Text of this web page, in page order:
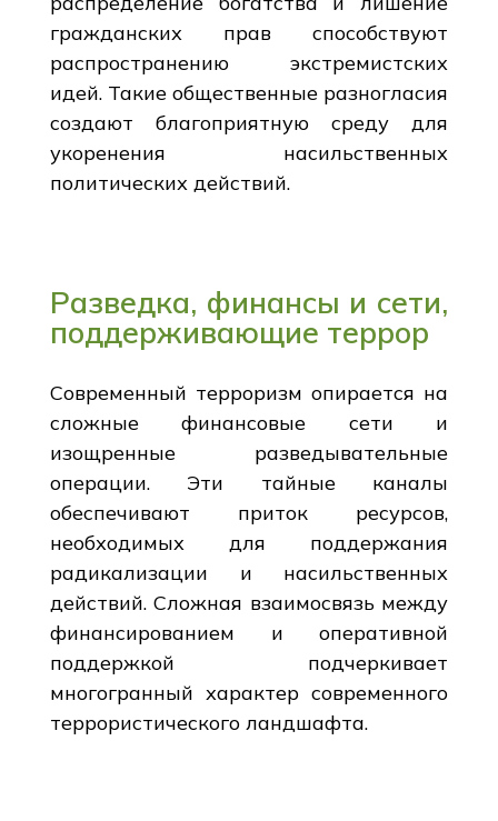
гражданских прав способствуют
распространению экстремистских
идей. Такие общественные разногласия
создают благоприятную среду для
укоренения насильственных
политических действий.
Разведка, финансы и сети,
поддерживающие террор
Современный терроризм опирается на
сложные финансовые сети и
изощренные разведывательные
операции. Эти тайные каналы
обеспечивают приток ресурсов,
необходимых для поддержания
радикализации и насильственных
действий. Сложная взаимосвязь между
финансированием и оперативной
поддержкой подчеркивает
многогранный характер современного
террористического ландшафта.